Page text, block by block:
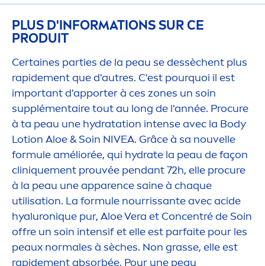
PLUS D'INFORMATIONS SUR CE
PRODUIT
Certaines parties de la peau se dessèchent plus
rapidement que d'autres. C'est pourquoi il est
important d'apporter à ces zones un soin
supplémentaire tout au long de l'année. Procure
à ta peau une hydratation intense avec la Body
Lotion Aloe & Soin NIVEA. Grâce à sa nouvelle
formule améliorée, qui hydrate la peau de façon
cliniquement prouvée pendant 72h, elle procure
à la peau une apparence saine à chaque
utilisation. La formule nourrissante avec acide
hyaluronique pur, Aloe Vera et Concentré de Soin
offre un soin intensif et elle est parfaite pour les
peaux normales à sèches. Non grasse, elle est
rapidement absorbée. Pour une peau